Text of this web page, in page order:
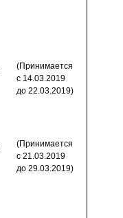
(Принимается
с 14.03.2019
до 22.03.2019)
(Принимается
с 21.03.2019
до 29.03.2019)